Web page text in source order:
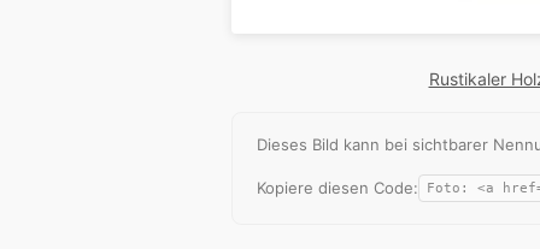
Rustikaler
Dieses Bild kann bei sichtbarer
Kopiere diesen Code: